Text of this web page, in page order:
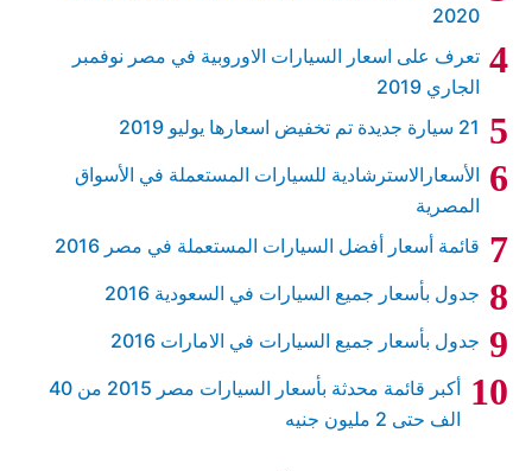
2020
تعرف على اسعار السيارات الاوروبية في مصر نوفمبر
الجاري 2019
21 سيارة جديدة تم تخفيض اسعارها يوليو 2019
الأسعارالاسترشادية للسيارات المستعملة في الأسواق
المصرية
قائمة أسعار أفضل السيارات المستعملة في مصر 2016
جدول بأسعار جميع السيارات في السعودية 2016
جدول بأسعار جميع السيارات في الامارات 2016
أكبر قائمة محدثة بأسعار السيارات مصر 2015 من 40
الف حتى 2 مليون جنيه